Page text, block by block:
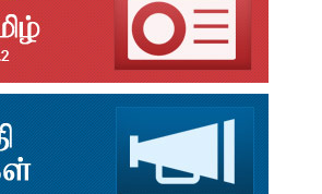
தமிழியல் காலாண்டு ஆய்விதழ் - 2026
தமிழியல் காலாண்டு ஆய்விதழ் – 2025
தமிழியல் காலாண்டு ஆய்விதழ் – 2024